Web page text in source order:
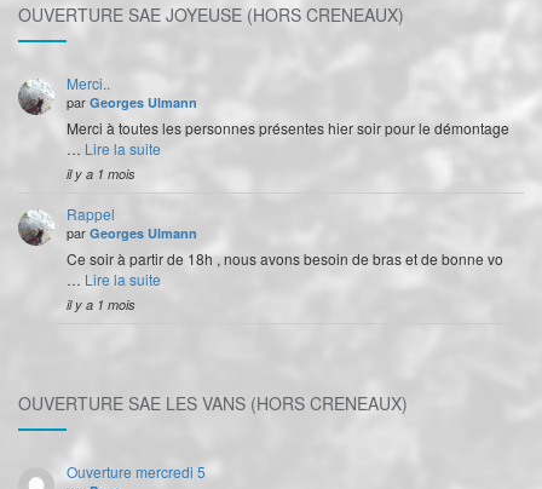
OUVERTURE SAE JOYEUSE (HORS CRENEAUX)
Merci..
par Georges Ulmann
Merci à toutes les personnes présentes hier soir pour le démontage
… Lire la suite
il y a 1 mois
Rappel
par Georges Ulmann
Ce soir à partir de 18h , nous avons besoin de bras et de bonne vo
… Lire la suite
il y a 1 mois
OUVERTURE SAE LES VANS (HORS CRENEAUX)
Ouverture mercredi 5